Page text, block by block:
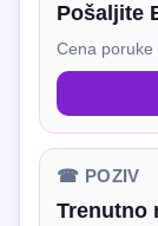
Pošaljite
Cena poruke
☎ POZIV
Trenutno